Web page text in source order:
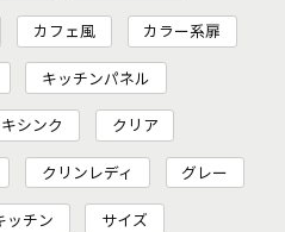
カフェ風 カラー系扉
キッチンパネル
シンク クリア
クリンレディ グレー
ッチン サイズ